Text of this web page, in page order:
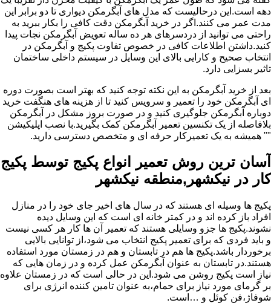
دهه است.این درحالیست که مدل های آبگرمکن دیواری تا دو برابر این
مدت عمر می کنند.اگر در خرید آبگرمکن دقت کافی را بکار ببرید به
راحتی می توانید از دردسرهای هر ده ساله تعویض آبگرمکن نجات پیدا
کنید.داشتن اطلاعات کافی در خصوص تفاوت پکیج و آبگرمکن در
انتخاب صحیح و کارایی بالای این وسایل در سیستم داخلی ساختمان
تاثیر بسزایی دارد.
بعد از خرید آبگرمکن به این نکته توجه کنید که بهتر است بصورت دوره
ای آبگرمکن خود را تعمیر و سرویس کنید تا از هزینه های هنگفت خرید
دوباره آبگرمکن جلوگیری کنید و در صورت بروز مشکل در آبگرمکن
بلافاصله از یک تکنسین تعمیر آبگرمکن کمک بگیرید.با نصب اپلیکیشن
"" همیشه به یک تعمیرکار حرفه ای و متخصص دسترسی دارید.
آسان ترین روش تعمیر انواع پکیج توسط پکیج
کار در نیکشهر,منطقه نیکشهر
پکیج ها وسیله ای هستند که در سال های اخیر جای خود را در منازل
افراد باز کرده اند و در کمتر خانه ای است که این وسایل دیده
نشوند.پکیج ها جزو وسایلی هستند که تعمیر آن ها کار هر کسی نیست
و باید فردی که برای تعمیر پکیج انتخاب می شود،از توانایی بالایی
برخوردار باشد.پکیج ها هم در تابستان و هم در زمستان مورد استفاده
هستند.در تابستان به عنوان آبگرمکن عمل کرده و در زمان هایی که
نیاز است پکیج روشن می شود.این در حالی است که در زمستان علاوه
بر گرمای مورد نیاز برای حمام،به عنوان تامین کننده انرژی برای
شوفاژ،فن کوئل و …است.